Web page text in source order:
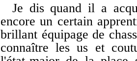
Je dis quand il a
encore un certain
brillant équipage de
connaître les us et